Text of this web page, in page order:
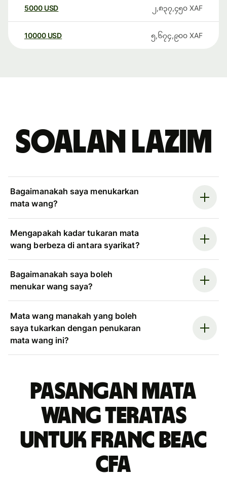
5000 USD ၂,၈၃၇,၄၅၀ XAF
10000 USD ၅,၆၇၄,၉၀၀ XAF
Soalan Lazim
Bagaimanakah saya menukarkan
mata wang?
Mengapakah kadar tukaran mata
wang berbeza di antara syarikat?
Bagaimanakah saya boleh
menukar wang saya?
Mata wang manakah yang boleh
saya tukarkan dengan penukaran
mata wang ini?
Pasangan mata
wang teratas
untuk franc beac
CFA